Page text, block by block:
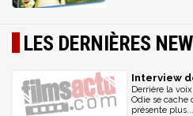
LES DERNIÈRES
Interview
Derrière la
Odie se cache
présente plus...